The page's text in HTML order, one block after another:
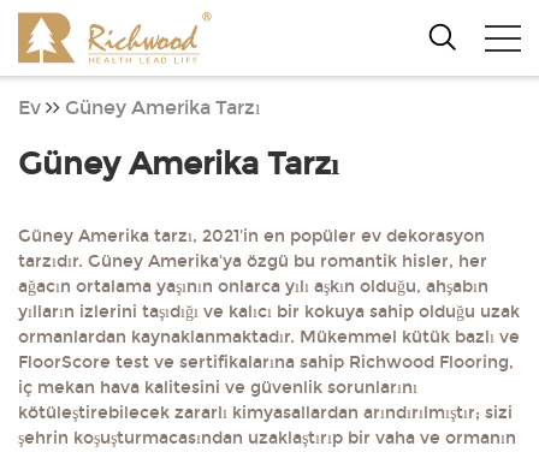
Ev Güney Amerika Tarzı
Güney Amerika Tarzı
Güney Amerika tarzı, 2021'in en popüler ev dekorasyon
tarzıdır. Güney Amerika'ya özgü bu romantik hisler, her
ağacın ortalama yaşının onlarca yılı aşkın olduğu, ahşabın
yılların izlerini taşıdığı ve kalıcı bir kokuya sahip olduğu uzak
ormanlardan kaynaklanmaktadır. Mükemmel kütük bazlı ve
FloorScore test ve sertifikalarına sahip Richwood Flooring,
iç mekan hava kalitesini ve güvenlik sorunlarını
kötüleştirebilecek zararlı kimyasallardan arındırılmıştır; sizi
şehrin koşuşturmacasından uzaklaştırıp bir vaha ve ormanın